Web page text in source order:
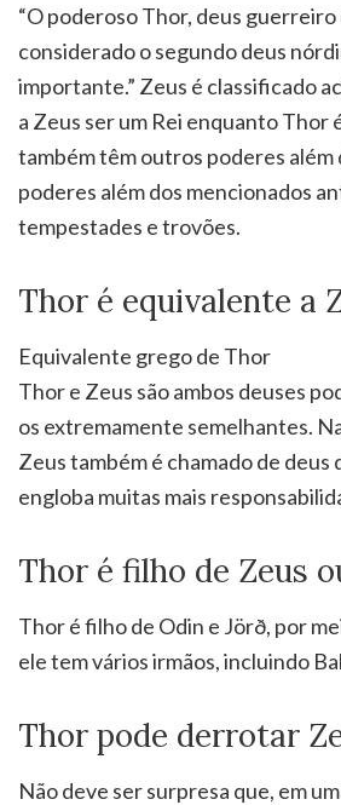
“O poderoso Thor, deus
considerado o segundo deus
importante.” Zeus é classificado
a Zeus ser um Rei enquanto Thor
também têm outros poderes além
poderes além dos mencionados
tempestades e trovões.
Thor é equivalente a
Equivalente grego de Thor
Thor e Zeus são ambos deuses
os extremamente semelhantes.
Zeus também é chamado de deus
engloba muitas mais
Thor é filho de Zeus
Thor é filho de Odin e Jörð, por
ele tem vários irmãos, incluindo
Thor pode derrotar
Não deve ser surpresa que, em